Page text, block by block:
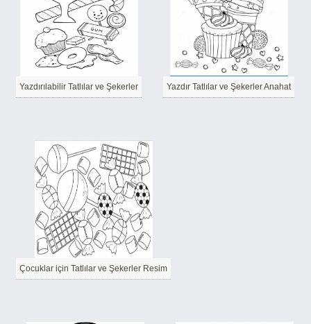
Yazdırılabilir Tatlılar ve Şekerler Yazdır Tatlılar ve Şekerler Anahat
Çocuklar için Tatlılar ve Şekerler Resim